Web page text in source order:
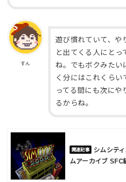
すん
遊び慣れていて、や
と出てくる人にとっ
ね。でもボクみたい
く分にはこれくら
ってる間にも次に
るからね。
シムシテ
ムアーカイブ SFC